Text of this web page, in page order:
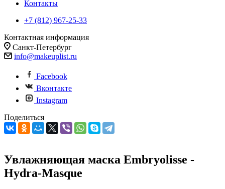
Контакты
+7 (812) 967-25-33
Контактная информация
Санкт-Петербург
info@makeuplist.ru
Facebook
Вконтакте
Instagram
Поделиться
Увлажняющая маска Embryolisse -
Hydra-Masque